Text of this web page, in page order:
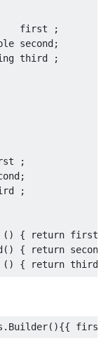
first
;
second ;
third ;
;
;
;
() { return first
() { return second
() { return third
. Builder(){{